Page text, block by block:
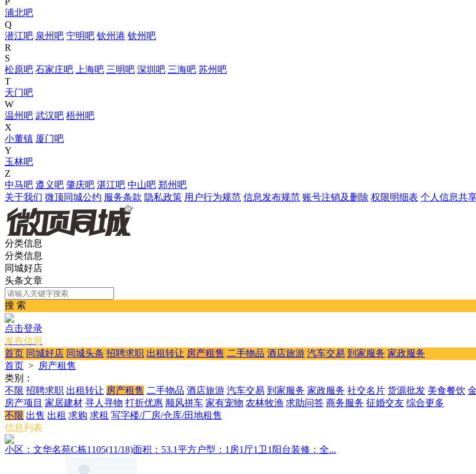
浦北吧
Q
潜江吧 泉州吧 宁明吧 钦州港 钦州吧
R
S
松原吧 石家庄吧 上海吧 三明吧 深圳吧 三海吧 苏州吧
T
天门吧
W
温州吧 武汉吧 梧州吧
X
小董镇 厦门吧
Y
玉林吧
Z
中马吧 遵义吧 肇庆吧 湛江吧 中山吧 郑州吧
关于我们 微顶同城公约 服务条款 隐私政策 用户行为规范 信息发布规范 账号注销及删除 权限明细表 个人信息共
分类信息
分类信息
同城好店
头条文章
搜 索
点击登录
发布信息
首页 同城好店 同城头条 招聘求职 出租转让 房产租售 二手物品 酒店旅游 汽车交易 到家服务 家政服务
首页 > 房产租售
类别：
不限 招聘求职 出租转让 房产租售 二手物品 酒店旅游 汽车交易 到家服务 家政服务 社交名片 货源批发 美食餐饮
房产项目 家居建材 寻人寻物 打折优惠 顺风拼车 家有宠物 农林牧渔 求助问答 商务服务 征婚交友 综合更多
不限 出售 出租 求购 求租 写字楼/厂房/仓库/田地租售
信息列表
小区：文华名苑C栋1105(11/18)面积：53.1平方户型：1房1厅1卫1阳台装修：全...